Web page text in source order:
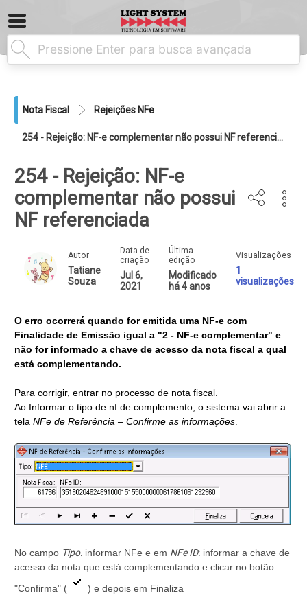
Nota Fiscal Rejeições NFe
254 - Rejeição: NF-e complementar não possui NF referenciada
254 - Rejeição: NF-e
complementar não possui
NF referenciada
Autor
Tatiane
Souza
Data de
criação
Jul 6,
2021
Última
edição
Modificado
há 4 anos
Visualizações
1
visualizações
O erro ocorrerá quando for emitida uma NF-e com
Finalidade de Emissão igual a "2 - NF-e complementar" e
não for informado a chave de acesso da nota fiscal a qual
está complementando.
Para corrigir, entrar no processo de nota fiscal.
Ao Informar o tipo de nf de complemento, o sistema vai abrir a
tela NFe de Referência – Confirme as informações
No campo Tipo: informar NFe e em NFe ID: informar a chave de
acesso da nota que está complementando e clicar no botão
"Confirma" (
) e depois em Finaliza